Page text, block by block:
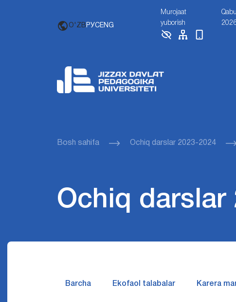
O'ZB РУСENG
Murojaat
yuborish
Qabul
Bosh sahifa Ochiq darslar 2023-2024
Ochiq darslar
Barcha Ekofaol talabalar Karera